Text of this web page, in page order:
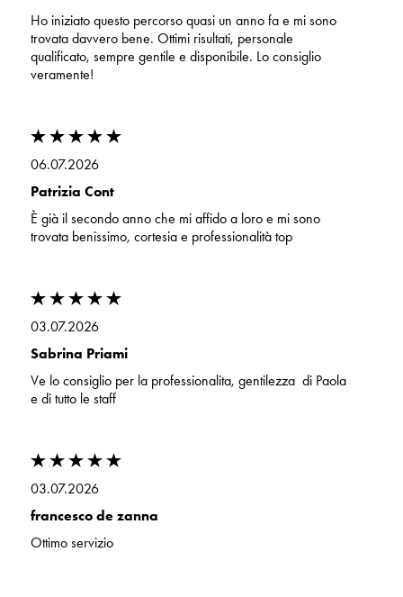
Ho iniziato questo percorso quasi un anno fa e mi sono
trovata davvero bene. Ottimi risultati, personale
qualificato, sempre gentile e disponibile. Lo consiglio
veramente!
06.07.2026
Patrizia Cont
È già il secondo anno che mi affido a loro e mi sono
trovata benissimo, cortesia e professionalità top
03.07.2026
Sabrina Priami
Ve lo consiglio per la professionalita, gentilezza di Paola
e di tutto le staff
03.07.2026
francesco de zanna
Ottimo servizio